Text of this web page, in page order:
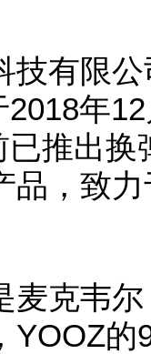
技有限公
年
推出
品，致
麦克韦
YOOZ